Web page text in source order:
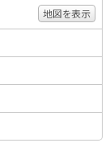
地図を表示